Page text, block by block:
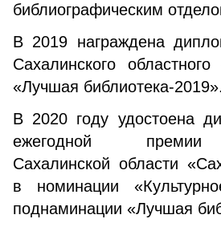
библиографическим
В 2019 награждена
Сахалинского областного
«Лучшая библиотека-2019».
В 2020 году удостоена
ежегодной премии
Сахалинской области
в номинации
поднаминации «Лучшая